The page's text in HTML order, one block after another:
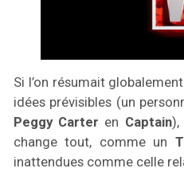
Si l’on résumait
idées prévisibles (un
Peggy Carter en Captain),
change tout, comme un
inattendues comme celle